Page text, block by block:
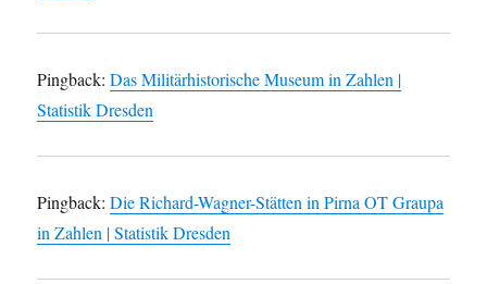
Pingback:Das Militärhistorische Museum in Zahlen |
Statistik Dresden
Pingback:Die Richard-Wagner-Stätten in Pirna OT Graupa
in Zahlen | Statistik Dresden